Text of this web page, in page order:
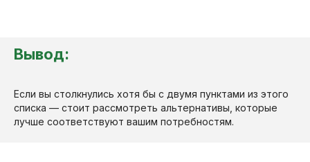
Вывод:
Если вы столкнулись хотя бы с двумя пунктами из этого
списка — стоит рассмотреть альтернативы, которые
лучше соответствуют вашим потребностям.